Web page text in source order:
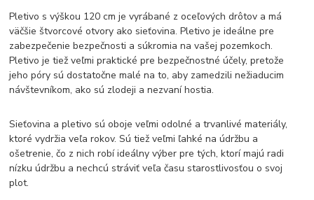
Pletivo s výškou 120 cm je vyrábané z oceľových drôtov a má
väčšie štvorcové otvory ako sieťovina. Pletivo je ideálne pre
zabezpečenie bezpečnosti a súkromia na vašej pozemkoch.
Pletivo je tiež veľmi praktické pre bezpečnostné účely, pretože
jeho póry sú dostatočne malé na to, aby zamedzili nežiaducim
návštevníkom, ako sú zlodeji a nezvaní hostia.
Sieťovina a pletivo sú oboje veľmi odolné a trvanlivé materiály,
ktoré vydržia veľa rokov. Sú tiež veľmi ľahké na údržbu a
ošetrenie, čo z nich robí ideálny výber pre tých, ktorí majú radi
nízku údržbu a nechcú stráviť veľa času starostlivosťou o svoj
plot.